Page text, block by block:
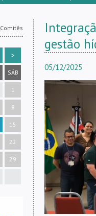
Comitês
>
SÁB
1
8
15
22
29
gestão
05/12/2025